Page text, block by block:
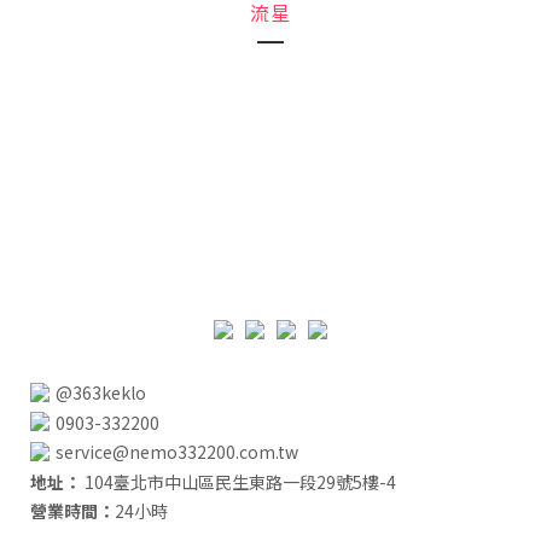
流星
@363keklo
0903-332200
service@nemo332200.com.tw
地址： 104臺北市中山區民生東路一段29號5樓-4
營業時間： 24小時